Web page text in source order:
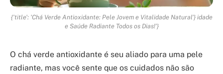
{'title': 'Chá Verde Antioxidante: Pele Jovem e Vitalidade Natural'} idade
e Saúde Radiante Todos os Dias!'}
O chá verde antioxidante é seu aliado para uma pele
radiante, mas você sente que os cuidados não são